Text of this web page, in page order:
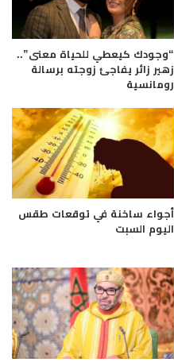
“وجودك كيعطي للحياة معنى”..
زهير زائر يفاجئ زوجته برسالة
رومانسية
أجواء ساخنة في توقعات طقس
اليوم السبت